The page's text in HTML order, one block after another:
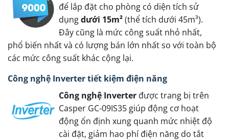
để lắp đặt cho phòng có diện tích sử
dụngdưới 15m²(thể tích dưới 45m³).
Đây cũng là mức công suất nhỏ nhất,
phổ biến nhất và có lượng bán lớn nhất so với toàn bộ
các mức công suất khác cộng lại.
Công nghệ Inverter tiết kiệm điện năng
Công nghệ Inverter được trang bị trên
Casper GC-09IS35 giúp động cơ hoạt
động ổn định xung quanh mức nhiệt độ
cài đặt, giảm hao phí điện năng do tắt